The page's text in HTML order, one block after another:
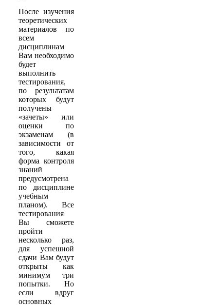
После изучения
теоретических
материалов по
всем
дисциплинам
Вам необходимо
будет
выполнить
тестирования,
по результатам
которых будут
получены
«зачеты» или
оценки по
экзаменам (в
зависимости от
того, какая
форма контроля
знаний
предусмотрена
по дисциплине
учебным
планом). Все
тестирования
Вы сможете
пройти
несколько раз,
для успешной
сдачи Вам будут
открыты как
минимум три
попытки. Но
если вдруг
основных